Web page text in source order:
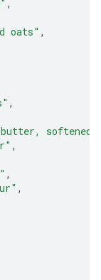
,
oats" ,
,
softened"
,
,
,